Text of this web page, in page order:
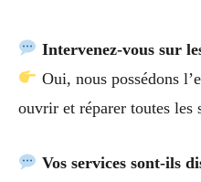
Intervenez-vous sur
Oui, nous possédons
ouvrir et réparer toutes les
Vos services sont-ils